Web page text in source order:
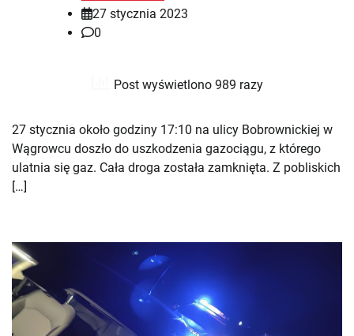
27 stycznia 2023
0
Post wyświetlono 989 razy
27 stycznia około godziny 17:10 na ulicy Bobrownickiej w
Wągrowcu doszło do uszkodzenia gazociągu, z którego
ulatnia się gaz. Cała droga została zamknięta. Z pobliskich
[…]